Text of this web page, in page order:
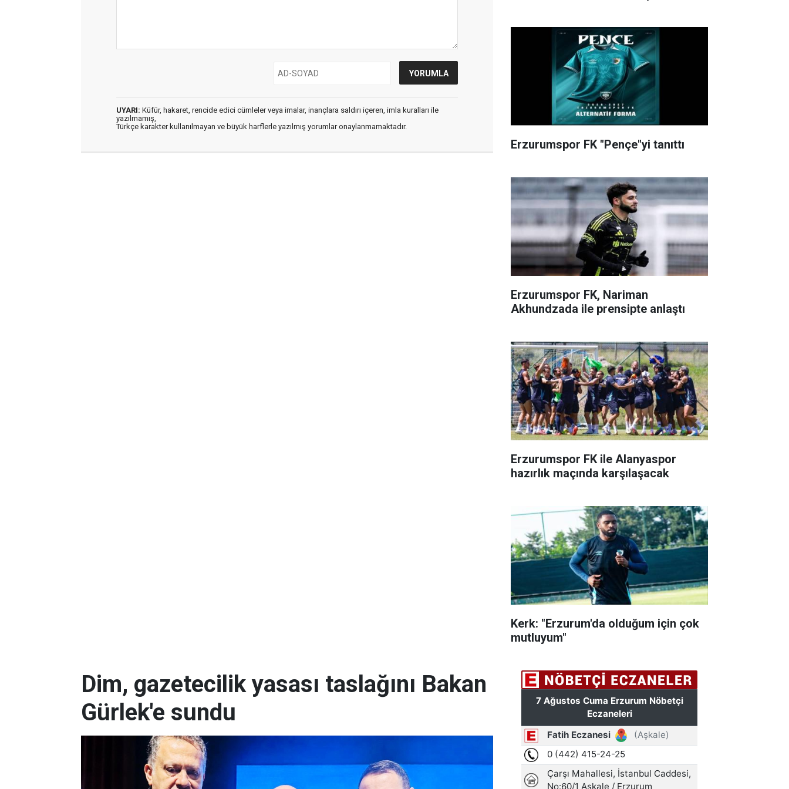
UYARI: Küfür, hakaret, rencide edici cümleler veya imalar, inançlara saldırı içeren, imla kuralları ile
yazılmamış,
Türkçe karakter kullanılmayan ve büyük harflerle yazılmış yorumlar onaylanmamaktadır.
Erzurumspor FK "Pençe"yi tanıttı
Erzurumspor FK, Nariman
Akhundzada ile prensipte anlaştı
Erzurumspor FK ile Alanyaspor
hazırlık maçında karşılaşacak
Kerk: "Erzurum'da olduğum için çok
mutluyum"
Dim, gazetecilik yasası taslağını Bakan
Gürlek'e sundu